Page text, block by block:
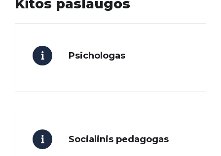
Kitos paslaugos
Psichologas
Socialinis pedagogas